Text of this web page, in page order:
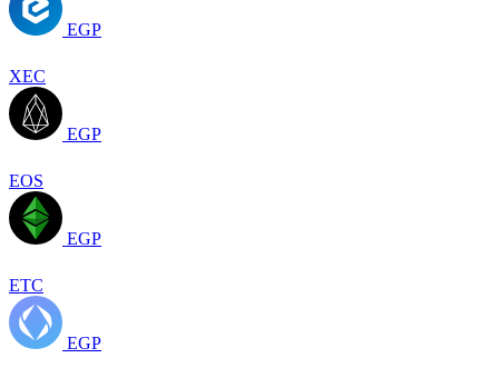
EGP
XEC
EGP
EOS
EGP
ETC
EGP